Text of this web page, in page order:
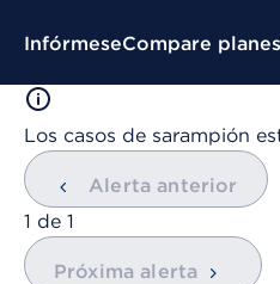
Menú contextual
InfórmeseCompare planes
Los casos de sarampión
Alerta anterior
mostrando
1 de 1
Próxima alerta